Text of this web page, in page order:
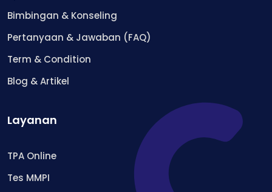
Bimbingan & Konseling
Pertanyaan & Jawaban (FAQ)
Term & Condition
Blog & Artikel
Layanan
TPA Online
Tes MMPI